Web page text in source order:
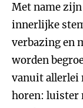
Met name
innerlijke
verbazing en
worden
vanuit allerlei
horen: luister